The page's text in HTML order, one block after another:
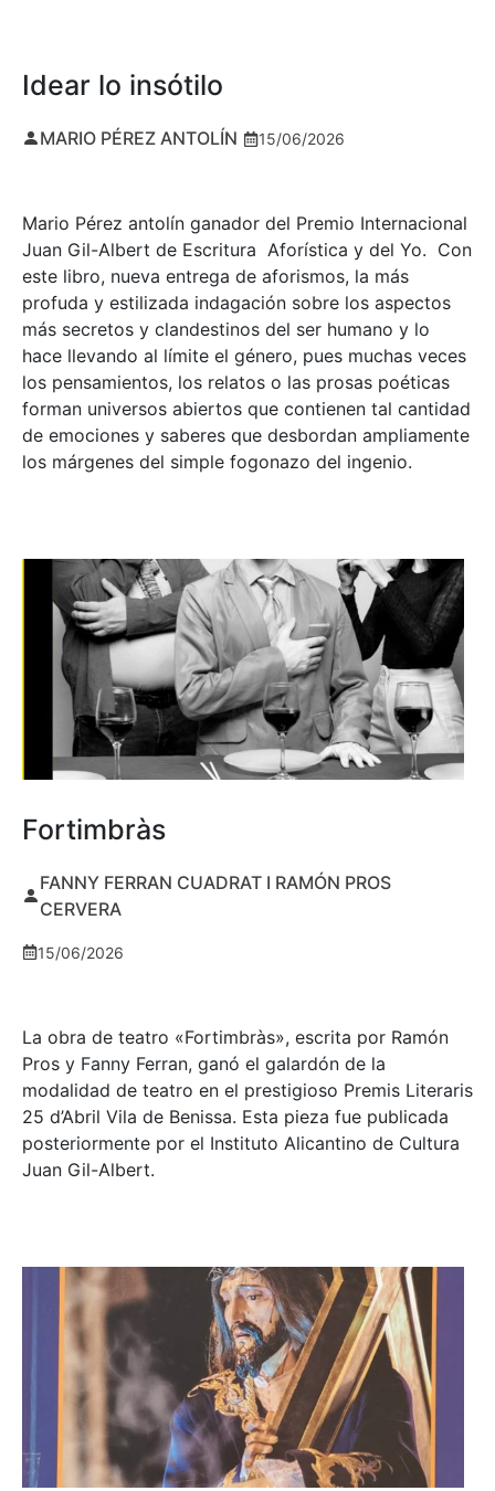
Idear lo insótilo
MARIO PÉREZ ANTOLÍN 15/06/2026
Mario Pérez antolín ganador del Premio Internacional
Juan Gil-Albert de Escritura Aforística y del Yo. Con
este libro, nueva entrega de aforismos, la más
profuda y estilizada indagación sobre los aspectos
más secretos y clandestinos del ser humano y lo
hace llevando al límite el género, pues muchas veces
los pensamientos, los relatos o las prosas poéticas
forman universos abiertos que contienen tal cantidad
de emociones y saberes que desbordan ampliamente
los márgenes del simple fogonazo del ingenio.
Fortimbràs
FANNY FERRAN CUADRAT I RAMÓN PROS
CERVERA
15/06/2026
La obra de teatro «Fortimbràs», escrita por Ramón
Pros y Fanny Ferran, ganó el galardón de la
modalidad de teatro en el prestigioso Premis Literaris
25 d’Abril Vila de Benissa. Esta pieza fue publicada
posteriormente por el Instituto Alicantino de Cultura
Juan Gil-Albert.